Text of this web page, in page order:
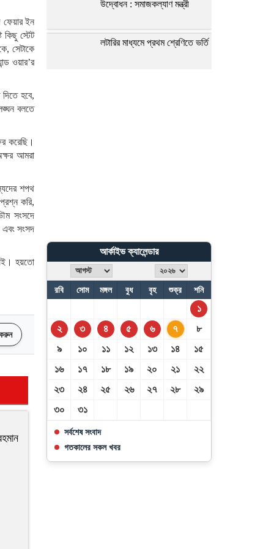
ফেয়ার ইন
কিছু স্টেট
সেটাকে
ওয়ার’র
হবে,
বলতে
করেছি।
আমরা
শপথ
করি,
সংসদে
এবং সংসদ
হয়তো
করুন
উদ্বোধন : সমাজকল্যাণ মন্ত্রী
লটারির মাধ্যমে প্রথম শ্রেণিতে ভর্তি
জ্বালানি চাহিদা মেটাতে কেনা হচ্ছে
৮ কার্গো এলএনজি
উন্নয়নশীল দেশের অগ্রগতিতে
এআই গ্রহণে বিশ্বব্যাংকের তাগিদ
আর্কাইভ ক্যালেন্ডার
রবি সোম মঙ্গল বুধ বৃহ শুক্র শনি
১
২
৩ ৪ ৫ ৬ ৭
৮
৯
১০ ১১ ১২ ১৩ ১৪
১৫
১৬
১৭ ১৮ ১৯ ২০ ২১
২২
২৩
২৪ ২৫ ২৬ ২৭ ২৮
২৯
৩০
৩১
সর্বশেষ সংবাদ
গতকালের সকল খবর